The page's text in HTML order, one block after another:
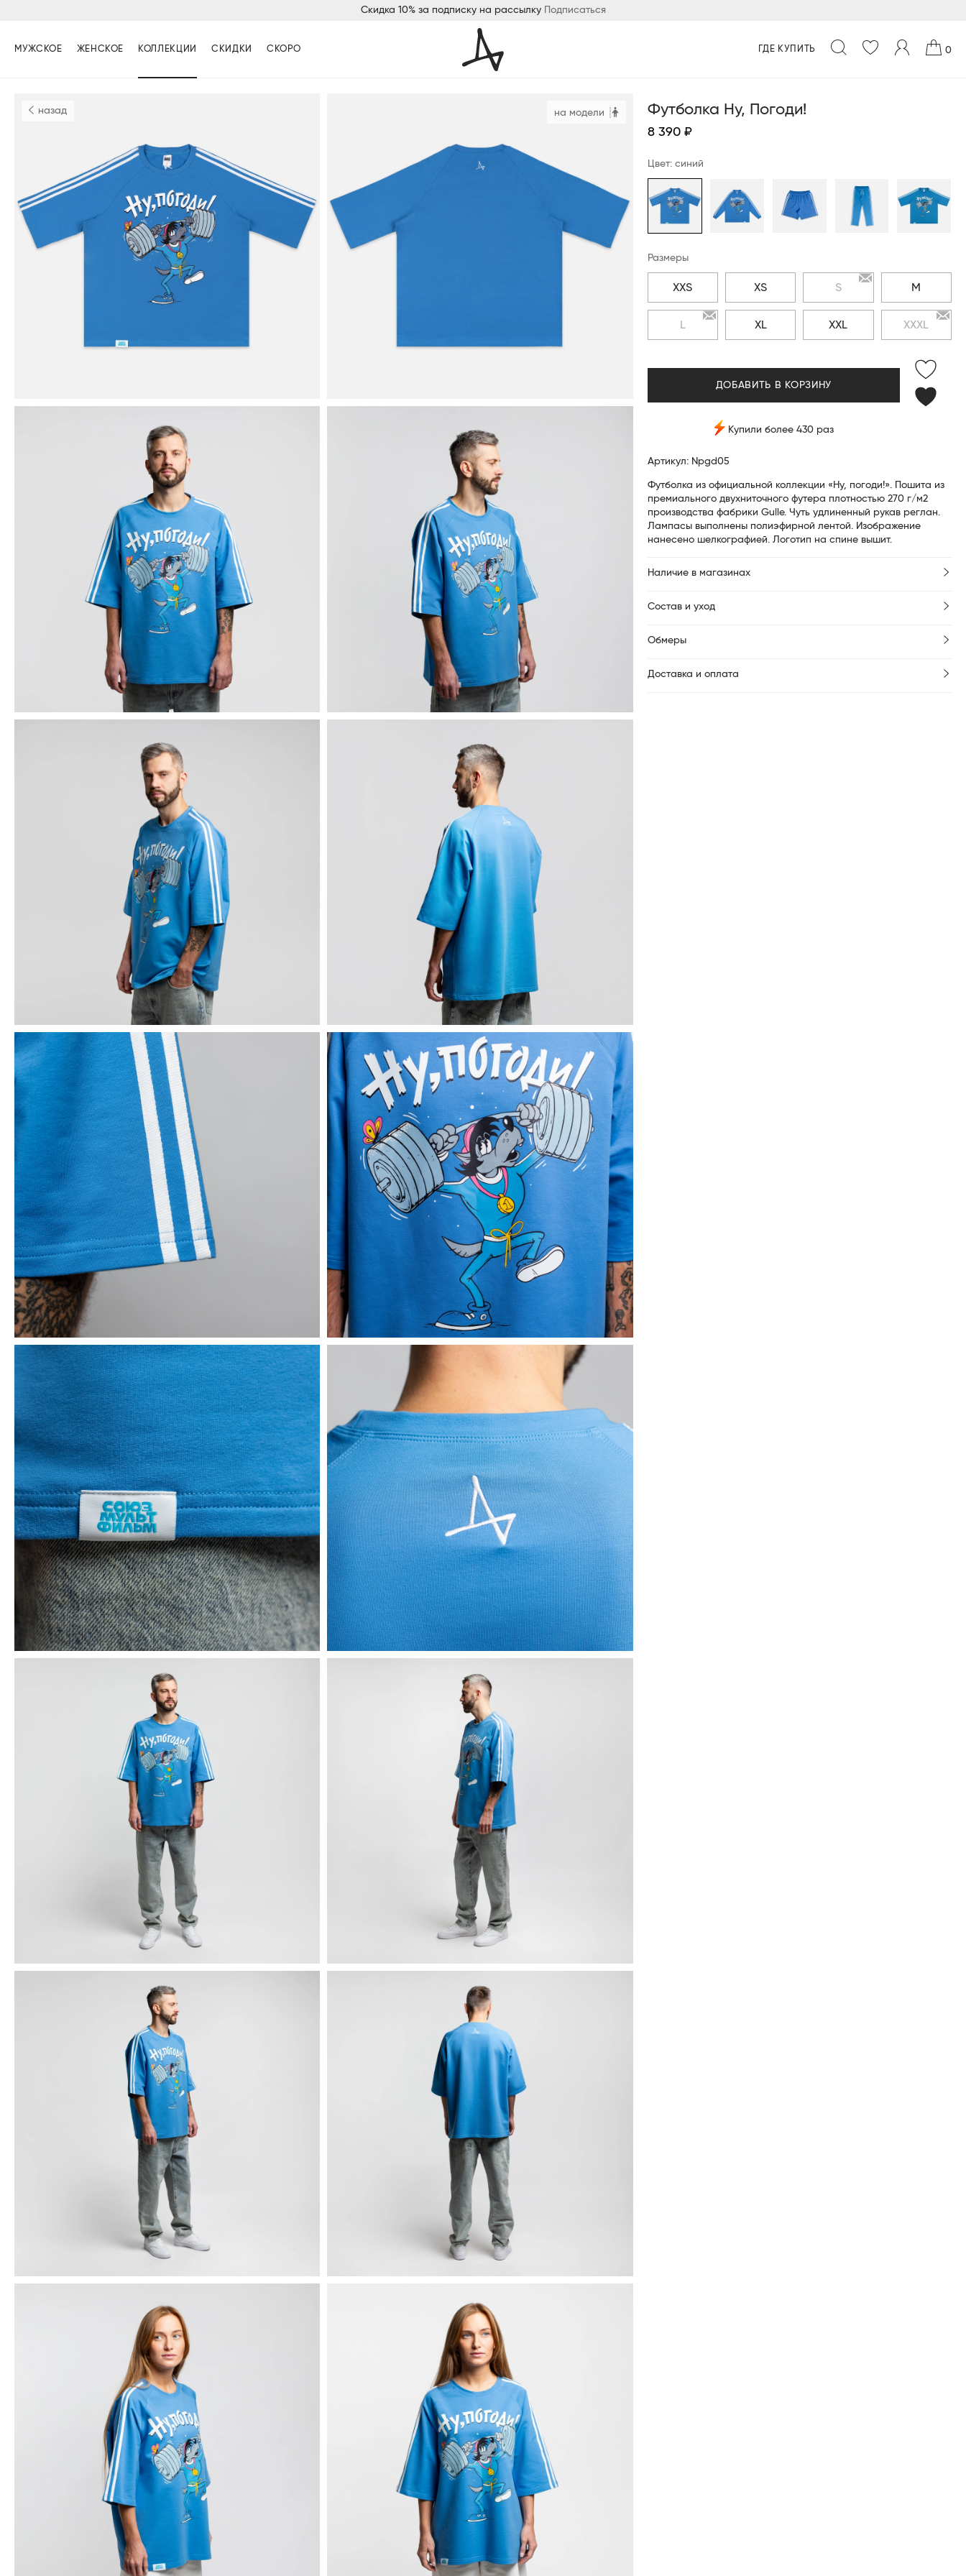
Скидка 10% за подписку на рассылку Подписаться
МУЖСКОЕ ЖЕНСКОЕ КОЛЛЕКЦИИ СКИДКИ СКОРО ГДЕ КУПИТЬ 0
назад на модели Футболка Ну, Погоди!
8 390 ₽
Цвет: синий
Размеры
XXS XS S M
L XL XXL XXXL
ДОБАВИТЬ В КОРЗИНУ
Купили более 430 раз
Артикул: Npgd05
Футболка из официальной коллекции «Ну, погоди!». Пошита из
премиального двухниточного футера плотностью 270 г/м2
производства фабрики Gulle. Чуть удлиненный рукав реглан.
Лампасы выполнены полиэфирной лентой. Изображение
нанесено шелкографией. Логотип на спине вышит.
Наличие в магазинах
Состав и уход
Обмеры
Доставка и оплата